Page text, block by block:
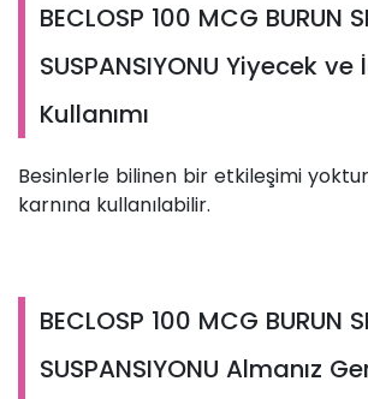
BECLOSP 100 MCG BURUN
SUSPANSIYONU Yiyecek
Kullanımı
Besinlerle bilinen bir etkileşimi
karnına kullanılabilir.
BECLOSP 100 MCG BURUN
SUSPANSIYONU Almanız